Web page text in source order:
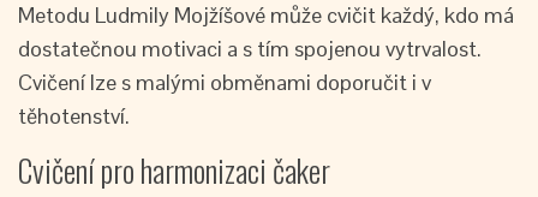
Metodu Ludmily Mojžíšové může cvičit každý, kdo má
dostatečnou motivaci a s tím spojenou vytrvalost.
Cvičení lze s malými obměnami doporučit i v
těhotenství.
Cvičení pro harmonizaci čaker